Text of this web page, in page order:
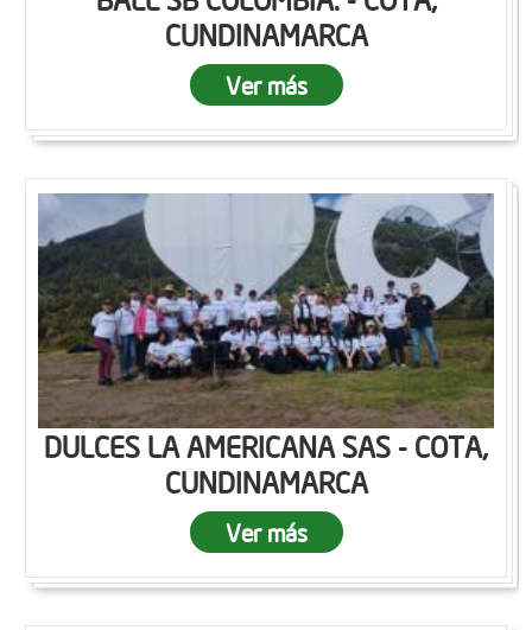
CUNDINAMARCA
Ver más
DULCES LA AMERICANA SAS - COTA,
CUNDINAMARCA
Ver más